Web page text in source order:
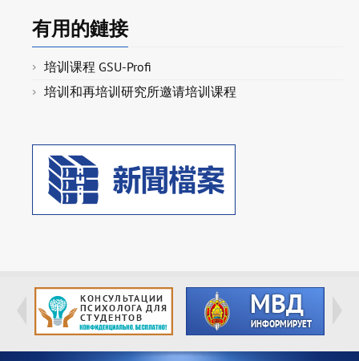
有用的鏈接
培训课程 GSU-Profi
培训和再培训研究所邀请培训课程